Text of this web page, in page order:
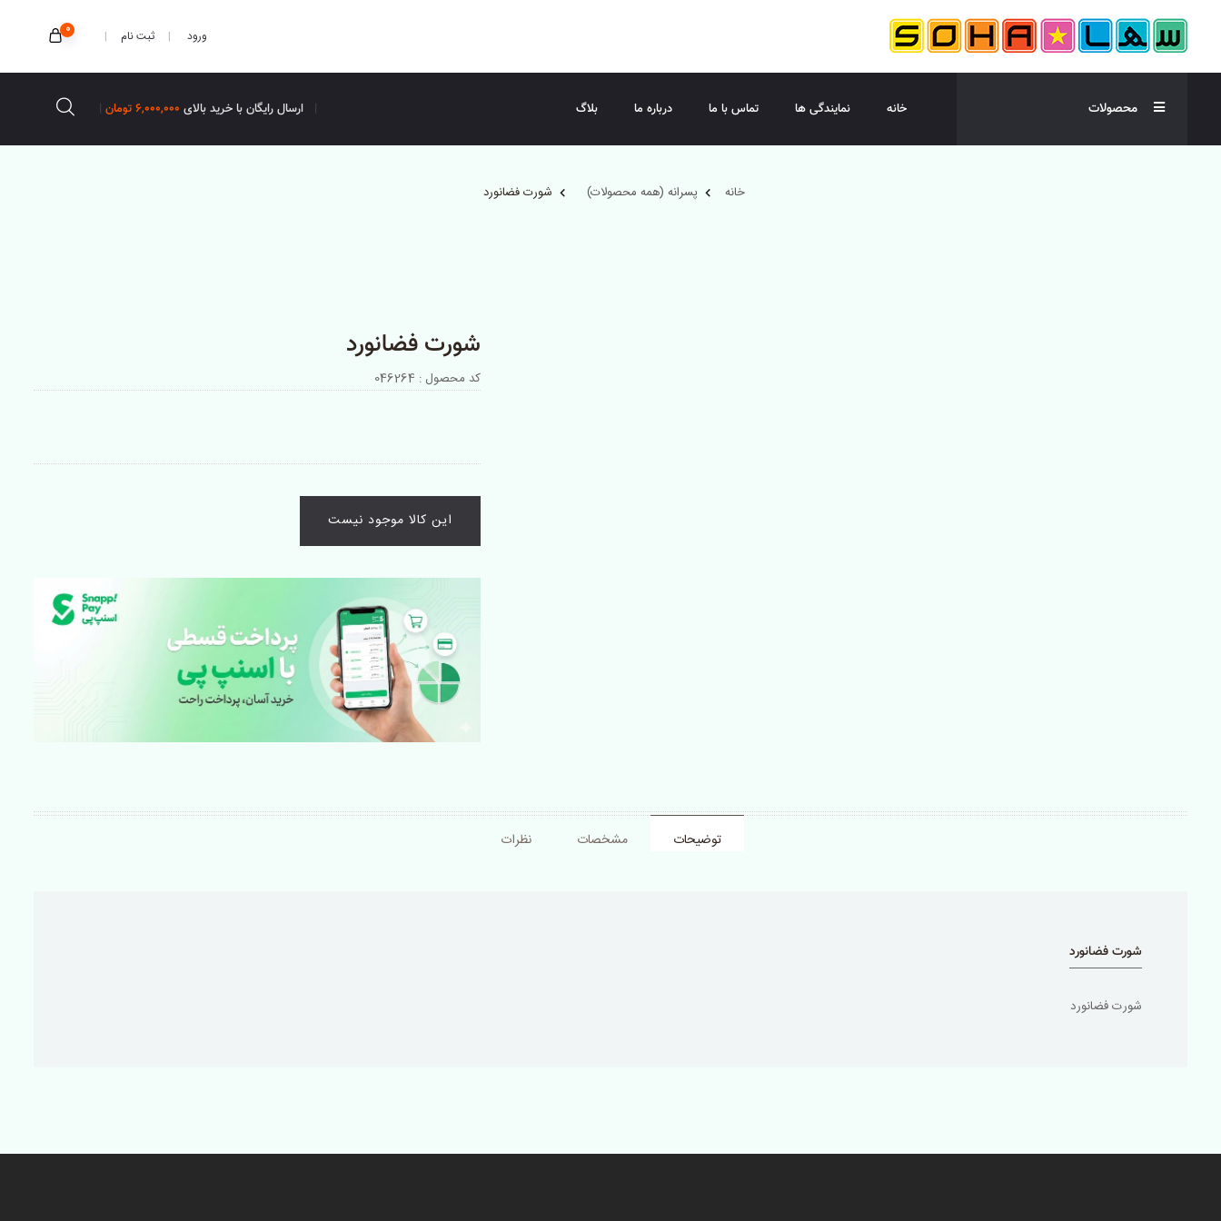
ورود ثبت نام 0
محصولات خانه نمایندگی ها تماس با ما درباره ما بلاگ ارسال رایگان با خرید بالای 6,000,000 تومان
خانه پسرانه (همه محصولات) شورت فضانورد
شورت فضانورد
کد محصول : 046264
این کالا موجود نیست
توضیحات مشخصات نظرات
شورت فضانورد
شورت فضانورد